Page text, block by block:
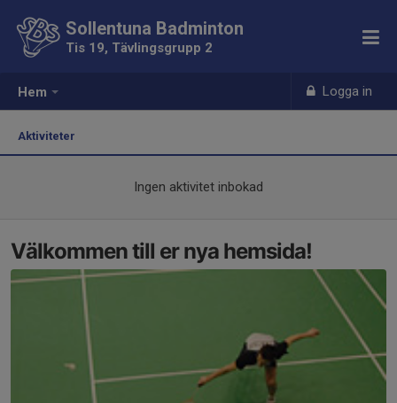
Hem Logga in
Sollentuna Badminton
Tis 19, Tävlingsgrupp 2
Aktiviteter
Ingen aktivitet inbokad
Välkommen till er nya hemsida!